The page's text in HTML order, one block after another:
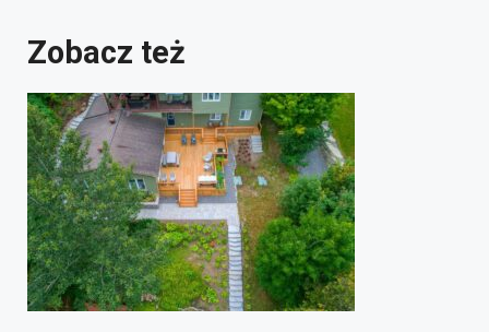
Zobacz też